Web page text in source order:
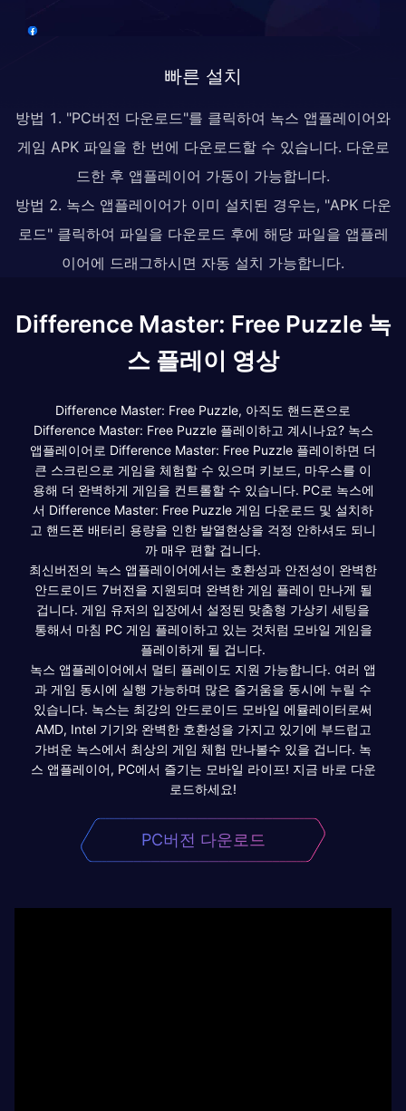
빠른 설치
방법 1. "PC버전 다운로드"를 클릭하여 녹스 앱플레이어와
게임 APK 파일을 한 번에 다운로드할 수 있습니다. 다운로
드한 후 앱플레이어 가동이 가능합니다.
방법 2. 녹스 앱플레이어가 이미 설치된 경우는, "APK 다운
로드" 클릭하여 파일을 다운로드 후에 해당 파일을 앱플레
이어에 드래그하시면 자동 설치 가능합니다.
Difference Master: Free Puzzle 녹
스 플레이 영상
Difference Master: Free Puzzle, 아직도 핸드폰으로
Difference Master: Free Puzzle 플레이하고 계시나요? 녹스
앱플레이어로 Difference Master: Free Puzzle 플레이하면 더
큰 스크린으로 게임을 체험할 수 있으며 키보드, 마우스를 이
용해 더 완벽하게 게임을 컨트롤할 수 있습니다. PC로 녹스에
서 Difference Master: Free Puzzle 게임 다운로드 및 설치하
고 핸드폰 배터리 용량을 인한 발열현상을 걱정 안하셔도 되니
까 매우 편할 겁니다.
최신버전의 녹스 앱플레이어에서는 호환성과 안전성이 완벽한
안드로이드 7버전을 지원되며 완벽한 게임 플레이 만나게 될
겁니다. 게임 유저의 입장에서 설정된 맞춤형 가상키 세팅을
통해서 마침 PC 게임 플레이하고 있는 것처럼 모바일 게임을
플레이하게 될 겁니다.
녹스 앱플레이어에서 멀티 플레이도 지원 가능합니다. 여러 앱
과 게임 동시에 실행 가능하며 많은 즐거움을 동시에 누릴 수
있습니다. 녹스는 최강의 안드로이드 모바일 에뮬레이터로써
AMD, Intel 기기와 완벽한 호환성을 가지고 있기에 부드럽고
가벼운 녹스에서 최상의 게임 체험 만나볼수 있을 겁니다. 녹
스 앱플레이어, PC에서 즐기는 모바일 라이프! 지금 바로 다운
로드하세요!
PC버전 다운로드